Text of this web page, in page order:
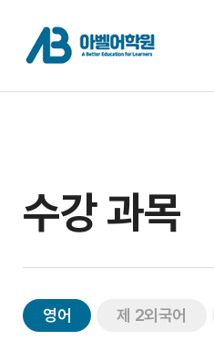
수강 과목
영어 제 2외국어